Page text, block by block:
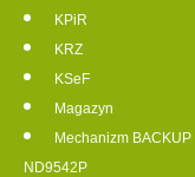
KPiR
KRZ
KSeF
Magazyn
Mechanizm
ND9542P